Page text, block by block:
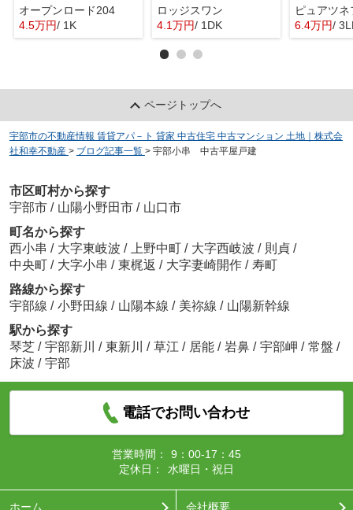
オープンロード204
4.5万円/ 1K
ロッジスワン
4.1万円/ 1DK
ピュアツネ
6.4万円/
ページトップへ
宇部市の不動産情報 賃貸アパ－ト 貸家 中古住宅 中古マンション 土地｜株式会
社和幸不動産 > ブログ記事一覧 > 宇部小串 中古平屋戸建
市区町村から探す
宇部市 / 山陽小野田市 / 山口市
町名から探す
西小串 / 大字東岐波 / 上野中町 / 大字西岐波 / 則貞 /
中央町 / 大字小串 / 東梶返 / 大字妻崎開作 / 寿町
路線から探す
宇部線 / 小野田線 / 山陽本線 / 美祢線 / 山陽新幹線
駅から探す
琴芝 / 宇部新川 / 東新川 / 草江 / 居能 / 岩鼻 / 宇部岬 / 常盤 /
床波 / 宇部
電話でお問い合わせ
営業時間：
9：00-17：45
定休日：
水曜日・祝日
ホーム 会社概要